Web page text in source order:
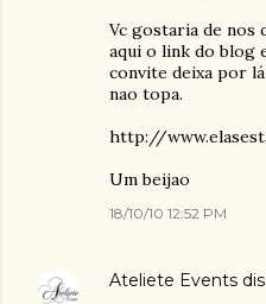
Vc gostaria de nos
aqui o link do blog
convite deixa por
nao topa.
http://
Um beijao
18/10/10 12:52 PM
Ateliete Events